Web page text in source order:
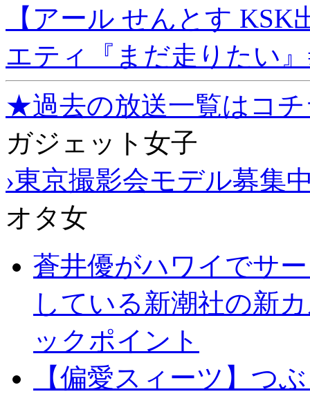
【アール せんとす
エティ『まだ走りたい
★過去の放送一覧はコ
ガジェット女子
›東京撮影会モデル募集
オタ女
蒼井優がハワイでサ
している新潮社の新
ックポイント
【偏愛スィーツ】つ